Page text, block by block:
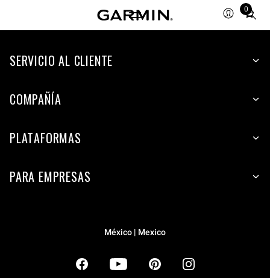
0
Total
items
cart:
SERVICIO AL CLIENTE
COMPAÑÍA
PLATAFORMAS
PARA EMPRESAS
México | Mexico